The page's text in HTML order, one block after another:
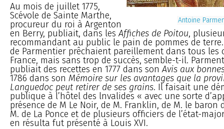
Antoine
Au mois de juillet 1775,
Scévole de Sainte Marthe,
procureur du roi à Argenton
en Berry, publiait, dans lesAffiches de Poitou,
recommandant au public le pain de pommes de terre.
de Parmentier prêchaient pareillement dans tous les
France, mais sans trop de succès, semble-t-il.
publiait des recettes en 1777 dans sonAvis aux
1786 dans son Mémoire sur les avantages que la
Languedoc peut retirer de ses grains. Il faisait une
publique à l’hôtel des lnvalides « avec une sorte
présence de M Le Noir, de M. Franklin, de M. le baron
M. de La Ponce et de plusieurs officiers de l’état-
en résulta fut présenté à Louis XVI.